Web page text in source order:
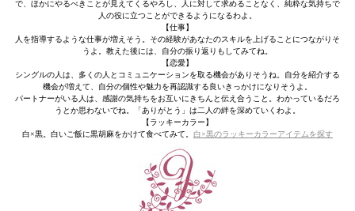
で、ほかにやるべきことが見えてくるやろし、人に対して求めることなく、純粋な気持ちで
人の役に立つことができるようになるわよ。
【仕事】
人を指導するような仕事が増えそう。その経験があなたのスキルを上げることにつながりそ
うよ。教えた後には、自分の振り返りもしてみてね。
【恋愛】
シングルの人は、多くの人とコミュニケーションを取る機会がありそうね。自分を紹介する
機会が増えて、自分の個性や魅力を再認識する良いきっかけになりそうよ。
パートナーがいる人は、感謝の気持ちをお互いにきちんと伝え合うこと。わかっているだろ
うとか思わないでね。「ありがとう」は二人の絆を深めていくわよ。
【ラッキーカラー】
白×黒。白いご飯に黒胡麻をかけて食べてみて。 白×黒のラッキーカラーアイテムを探す